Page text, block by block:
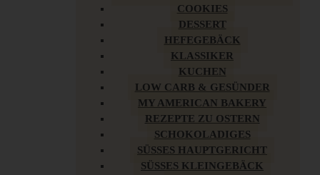
COOKIES
DESSERT
HEFEGEBÄCK
KLASSIKER
KUCHEN
LOW CARB & GESÜNDER
MY AMERICAN BAKERY
REZEPTE ZU OSTERN
SCHOKOLADIGES
SÜSSES HAUPTGERICHT
SÜSSES KLEINGEBÄCK